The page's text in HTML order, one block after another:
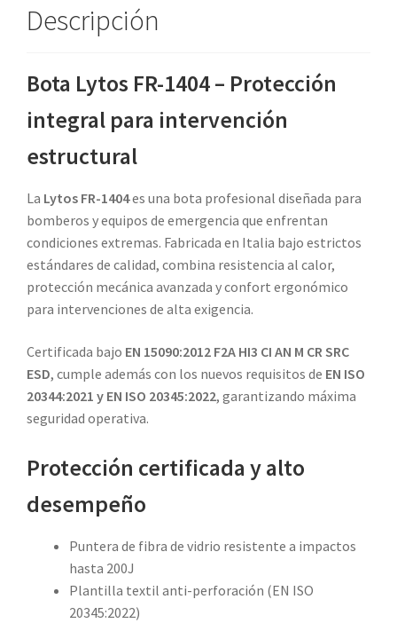
Descripción
Bota Lytos FR-1404 – Protección
integral para intervención
estructural
La Lytos FR-1404es una bota profesional diseñada para
bomberos y equipos de emergencia que enfrentan
condiciones extremas. Fabricada en Italia bajo estrictos
estándares de calidad, combina resistencia al calor,
protección mecánica avanzada y confort ergonómico
para intervenciones de alta exigencia.
Certificada bajo EN 15090:2012 F2A HI3 CI AN M CR SRC
ESD, cumple además con los nuevos requisitos de EN ISO
20344:2021 y EN ISO 20345:2022, garantizando máxima
seguridad operativa.
Protección certificada y alto
desempeño
Puntera de fibra de vidrio resistente a impactos
hasta 200J
Plantilla textil anti-perforación (EN ISO
20345:2022)